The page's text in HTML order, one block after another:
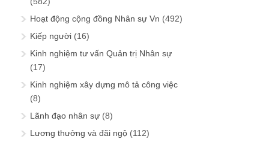
Hoạt động cộng đồng Nhân sự Vn (492)
Kiếp người (16)
Kinh nghiệm tư vấn Quản trị Nhân sự
(17)
Kinh nghiệm xây dựng mô tả công việc
(8)
Lãnh đạo nhân sự (8)
Lương thưởng và đãi ngộ (112)